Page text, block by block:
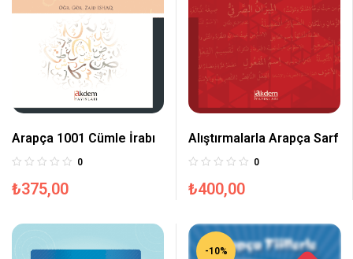
Arapça 1001 Cümle İrabı
0
₺375,00
Alıştırmalarla Arapça Sarf
0
₺400,00
-10%